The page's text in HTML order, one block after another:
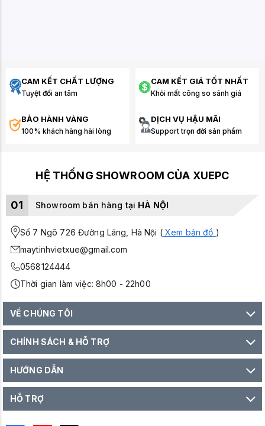
CAM KẾT CHẤT LƯỢNG
Tuyệt đối an tâm
CAM KẾT GIÁ TỐT NHẤT
Khỏi mất công so sánh giá
BẢO HÀNH VÀNG
100% khách hàng hài lòng
DỊCH VỤ HẬU MÃI
Support trọn đời sản phẩm
HỆ THỐNG SHOWROOM CỦA XUEPC
01 Showroom bán hàng tại HÀ NỘI
Số 7 Ngõ 726 Đường Láng, Hà Nội (Xem bản đồ )
maytinhvietxue@gmail.com
0568124444
Thời gian làm việc: 8h00 - 22h00
VỀ CHÚNG TÔI
CHÍNH SÁCH & HỖ TRỢ
HƯỚNG DẪN
HỖ TRỢ